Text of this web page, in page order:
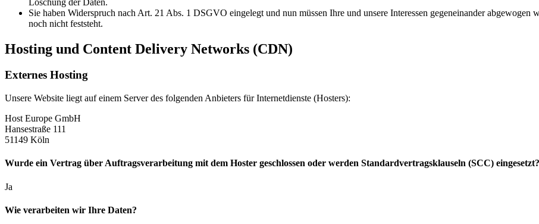
Sie haben Widerspruch nach Art. 21 Abs. 1 DSGVO eingelegt und nun müssen Ihre und unsere Interessen gegeneinander abgewogen
noch nicht feststeht.
Hosting und Content Delivery Networks (CDN)
Externes Hosting
Unsere Website liegt auf einem Server des folgenden Anbieters für Internetdienste (Hosters):
Host Europe GmbH
Hansestraße 111
51149 Köln
Wurde ein Vertrag über Auftragsverarbeitung mit dem Hoster geschlossen oder werden Standardvertragsklauseln (SCC) eingesetzt?
Ja
Wie verarbeiten wir Ihre Daten?